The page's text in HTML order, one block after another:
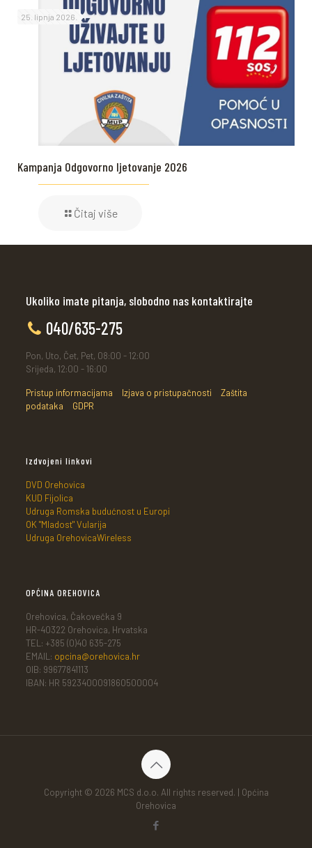
25. lipnja 2026.
Kampanja Odgovorno ljetovanje 2026
Čitaj više
Ukoliko imate pitanja, slobodno nas kontaktirajte
040/635-275
Pon, Uto, Čet, Pet, 08:00 - 12:00
Srijeda, 12:00 - 16:00
Pristup informacijama Izjava o pristupačnosti
Zaštita
podataka
GDPR
Izdvojeni linkovi
DVD Orehovica
KUD Fijolica
Udruga Romska budućnost u Europi
OK "Mladost" Vularija
Udruga OrehovicaWireless
OPĆINA OREHOVICA
Orehovica, Čakovečka 9
HR-40322 Orehovica, Hrvatska
TEL: +385 (0)40 635-275
EMAIL: opcina@orehovica.hr
OIB: 99677841113
IBAN: HR 5923400091860500004
Copyright © 2026 MCS d.o.o. All rights reserved. | Općina
Orehovica